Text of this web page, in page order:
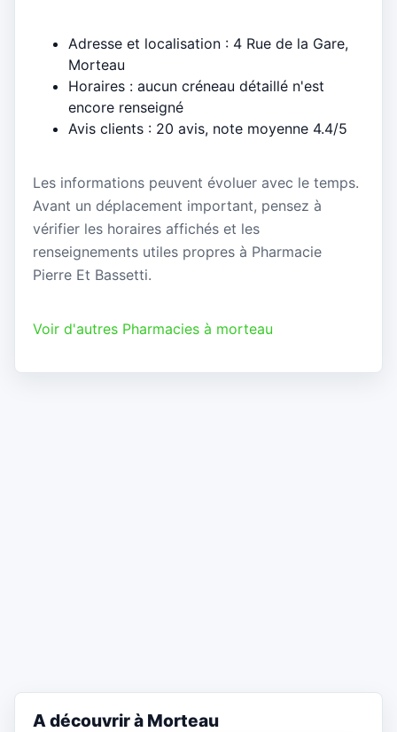
Adresse et localisation : 4 Rue de la Gare,
Morteau
Horaires : aucun créneau détaillé n'est
encore renseigné
Avis clients : 20 avis, note moyenne 4.4/5
Les informations peuvent évoluer avec le temps.
Avant un déplacement important, pensez à
vérifier les horaires affichés et les
renseignements utiles propres à Pharmacie
Pierre Et Bassetti.
Voir d'autres Pharmacies à morteau
A découvrir à Morteau